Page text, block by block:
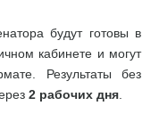
будут готовы в
кабинете и могут
Результаты без
2 рабочих дня